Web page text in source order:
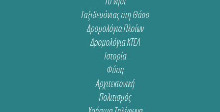
Ταξιδευόντας στη Θάσο
Δρομολόγια Πλοίων
Δρομολόγια ΚΤΕΛ
Ιστορία
Φύση
Αρχιτεκτονική
Πολιτισμός